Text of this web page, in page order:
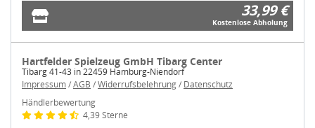
33,99 €
Kostenlose Abholung
Hartfelder Spielzeug GmbH Tibarg Center
Tibarg 41-43 in 22459 Hamburg-Niendorf
Impressum/AGB /Widerrufsbelehrung/ Datenschutz
Händlerbewertung
4,39 Sterne